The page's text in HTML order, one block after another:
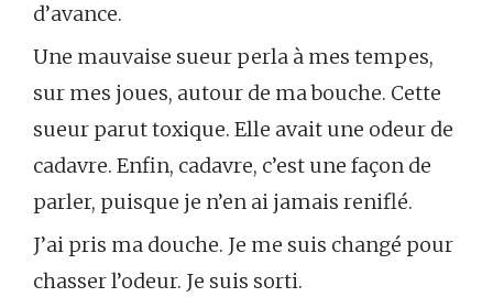
d’avance.
Une mauvaise sueur perla à mes tempes,
sur mes joues, autour de ma bouche. Cette
sueur parut toxique. Elle avait une odeur de
cadavre. Enfin, cadavre, c’est une façon de
parler, puisque je n’en ai jamais reniflé.
J’ai pris ma douche. Je me suis changé pour
chasser l’odeur. Je suis sorti.